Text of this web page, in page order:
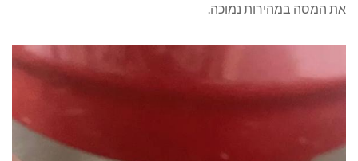
את המסה במהירות נמוכה.